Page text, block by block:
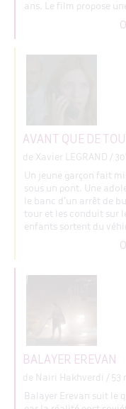
ans. Le film propose
AVANT QUE DE
de Xavier LEGRAND /
Un jeune garçon fait
sous un pont. Une
le banc d’un arrêt de
tour et les conduit sur
enfants sortent du
BALAYER EREVAN
de Nairi Hakhverdi
/ 53
Balayer Erevan suit le